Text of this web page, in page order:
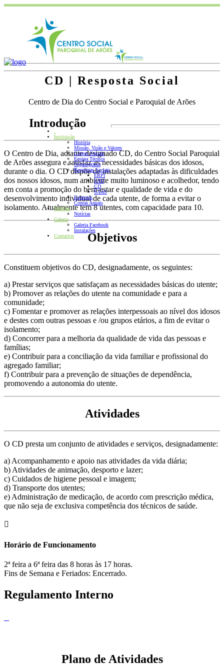
Instituição
História
Missão, Visão e Valores
Corpos Sociais
Equipa Técnica
Organograma
Respostas Sociais
ERPI
SAD
CD
SAAS
Estatutos
Contas Anuais
Notícias
Notícias
Galeria
Galeria Facebook
Instalações
Contactos
CD | Resposta Social
Centro de Dia do Centro Social e Paroquial de Arões
Introdução
O Centro de Dia, adiante designado CD, do Centro Social Paroquial
de Arões assegura e satisfaz as necessidades básicas dos idosos,
durante o dia. O CD dispõe de instalações adaptadas às dificuldades
dos nossos idosos, num ambiente muito luminoso e acolhedor, tendo
em conta a promoção do bem-estar e qualidade de vida e do
desenvolvimento individual de cada utente, de forma a evitar o
isolamento. Atualmente tem 8 utentes, com capacidade para 10.
Objetivos
Constituem objetivos do CD, designadamente, os seguintes:
a) Prestar serviços que satisfaçam as necessidades básicas do utente;
b) Promover as relações do utente na comunidade e para a
comunidade;
c) Fomentar e promover as relações interpessoais ao nível dos idosos
e destes com outras pessoas e /ou grupos etários, a fim de evitar o
isolamento;
d) Concorrer para a melhoria da qualidade de vida das pessoas e
famílias;
e) Contribuir para a conciliação da vida familiar e profissional do
agregado familiar;
f) Contribuir para a prevenção de situações de dependência,
promovendo a autonomia do utente.
Atividades
O CD presta um conjunto de atividades e serviços, designadamente:
a) Acompanhamento e apoio nas atividades da vida diária;
b) Atividades de animação, desporto e lazer;
c) Cuidados de higiene pessoal e imagem;
d) Transporte dos utentes;
e) Administração de medicação, de acordo com prescrição médica,
que não seja de exclusiva competência dos técnicos de saúde.
Horário de Funcionamento
2ª feira a 6ª feira das 8 horas às 17 horas.
Fins de Semana e Feriados: Encerrado.
Regulamento Interno
Plano de Atividades